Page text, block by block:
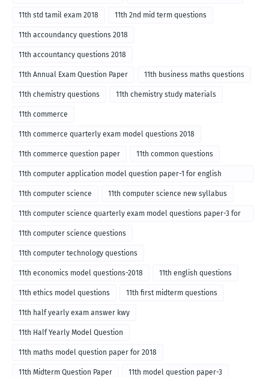
11th std tamil exam 2018 11th 2nd mid term questions
11th accoundancy questions 2018
11th accountancy questions 2018
11th Annual Exam Question Paper 11th business maths questions
11th chemistry questions 11th chemistry study materials
11th commerce
11th commerce quarterly exam model questions 2018
11th commerce question paper 11th common questions
11th computer application model question paper-1 for english
medium-2018
11th computer science 11th computer science new syllabus
11th computer science quarterly exam model questions paper-3 for
English medium-2018
11th computer science questions
11th computer technology questions
11th economics model questions-2018 11th english questions
11th ethics model questions 11th first midterm questions
11th half yearly exam answer kwy
11th Half Yearly Model Question
11th maths model question paper for 2018
11th Midterm Question Paper 11th model question paper-3